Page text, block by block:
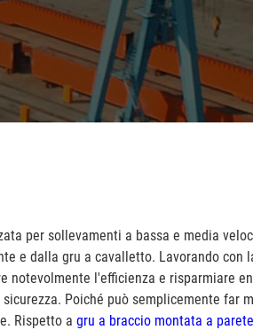
per sollevamenti a bassa e media
e dalla gru a cavalletto. Lavorando con
notevolmente l'efficienza e risparmiare
Poiché può semplicemente far
Rispetto a gru a braccio montata a parete